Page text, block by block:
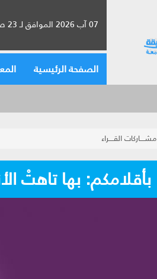
07 آب 2026 الموافق لـ 23 صفر 1448
الصفحة الرئيسية
مشــــاركات القــــراء
بأقلامكم: بها تاهتْ